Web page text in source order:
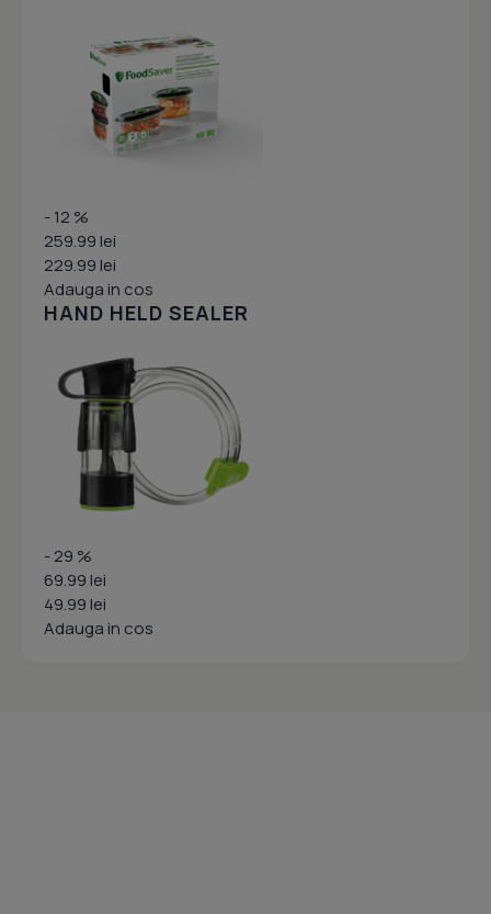
- 12 %
259.99 lei
229.99 lei
Adauga in cos
HAND HELD SEALER
- 29 %
69.99 lei
49.99 lei
Adauga in cos